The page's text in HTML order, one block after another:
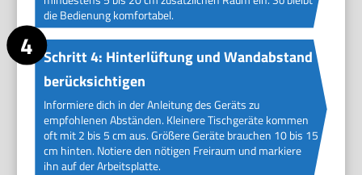
die Bedienung komfortabel.
Schritt 4: Hinterlüftung und Wandabstand
berücksichtigen
Informiere dich in der Anleitung des Geräts zu
empfohlenen Abständen. Kleinere Tischgeräte kommen
oft mit 2 bis 5 cm aus. Größere Geräte brauchen 10 bis 15
cm hinten. Notiere den nötigen Freiraum und markiere
ihn auf der Arbeitsplatte.